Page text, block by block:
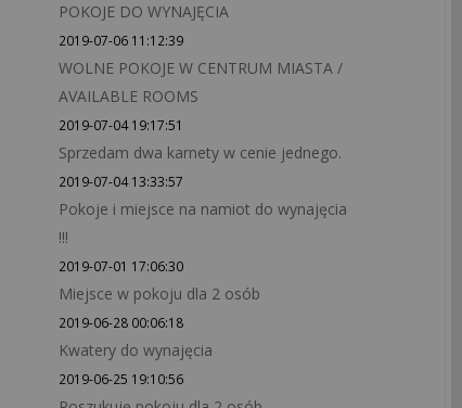
POKOJE DO WYNAJĘCIA
2019-07-06 11:12:39
WOLNE POKOJE W CENTRUM MIASTA /
AVAILABLE ROOMS
2019-07-04 19:17:51
Sprzedam dwa karnety w cenie jednego.
2019-07-04 13:33:57
Pokoje i miejsce na namiot do wynajęcia
!!!
2019-07-01 17:06:30
Miejsce w pokoju dla 2 osób
2019-06-28 00:06:18
Kwatery do wynajęcia
2019-06-25 19:10:56